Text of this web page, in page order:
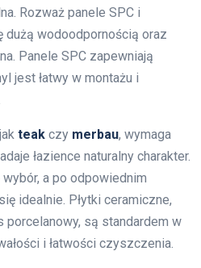
Rozważ panele SPC i
dużą wodoodpornością oraz
Panele SPC zapewniają
jest łatwy w montażu i
teak czy merbau, wymaga
łazience naturalny charakter.
a po odpowiednim
idealnie. Płytki ceramiczne,
są standardem w
i łatwości czyszczenia.